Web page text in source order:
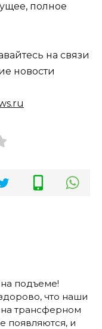
полное
на связи
новости
подъеме!
что наши
трансферном
появляются, и